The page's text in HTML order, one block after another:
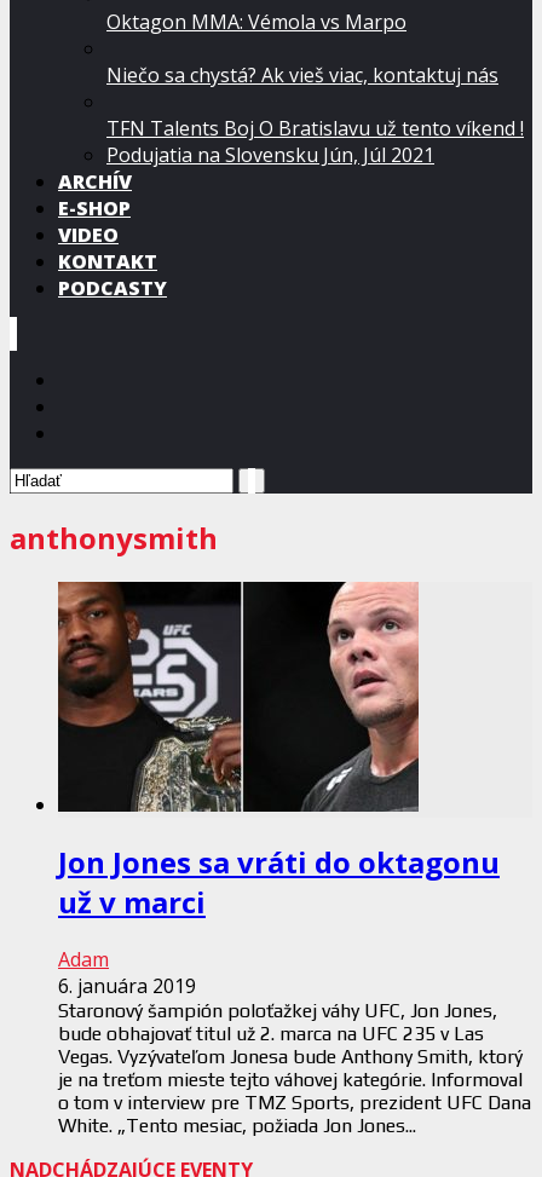
Oktagon MMA: Vémola vs Marpo
Niečo sa chystá? Ak vieš viac, kontaktuj nás
TFN Talents Boj O Bratislavu už tento víkend !
Podujatia na Slovensku Jún, Júl 2021
ARCHÍV
E-SHOP
VIDEO
KONTAKT
PODCASTY
anthonysmith
Jon Jones sa vráti do oktagonu
už v marci
Adam
6. januára 2019
Staronový šampión poloťažkej váhy UFC, Jon Jones,
bude obhajovať titul už 2. marca na UFC 235 v Las
Vegas. Vyzývateľom Jonesa bude Anthony Smith, ktorý
je na treťom mieste tejto váhovej kategórie. Informoval
o tom v interview pre TMZ Sports, prezident UFC Dana
White. „Tento mesiac, požiada Jon Jones...
NADCHÁDZAJÚCE EVENTY